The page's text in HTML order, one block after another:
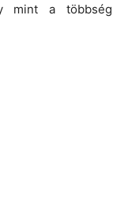
mint a többség